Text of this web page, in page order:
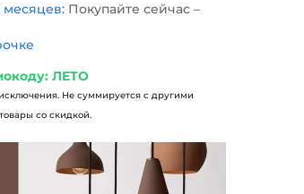
месяцев: Покупайте сейчас –
ЛЕТО
Не суммируется с другими
со скидкой.